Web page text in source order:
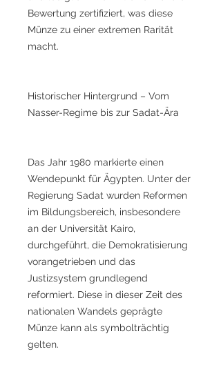
Bewertung zertifiziert, was diese
Münze zu einer extremen Rarität
macht.
Historischer Hintergrund – Vom
Nasser-Regime bis zur Sadat-Ära
Das Jahr 1980 markierte einen
Wendepunkt für Ägypten. Unter der
Regierung Sadat wurden Reformen
im Bildungsbereich, insbesondere
an der Universität Kairo,
durchgeführt, die Demokratisierung
vorangetrieben und das
Justizsystem grundlegend
reformiert. Diese in dieser Zeit des
nationalen Wandels geprägte
Münze kann als symbolträchtig
gelten.